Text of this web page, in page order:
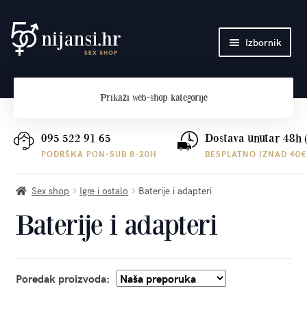
Preskoči
na
Skoči
do
Izbornik
Plaćanje i dostava
Prikaži web-shop kategorije
095 522 91 65
PODRŠKA PON-SUB 8-20H
Dostava unutar 48h
BESPLATNO IZNAD 40€
Sex shop Igre i ostalo Baterije i adapteri
Baterije i adapteri
Poredak proizvoda: